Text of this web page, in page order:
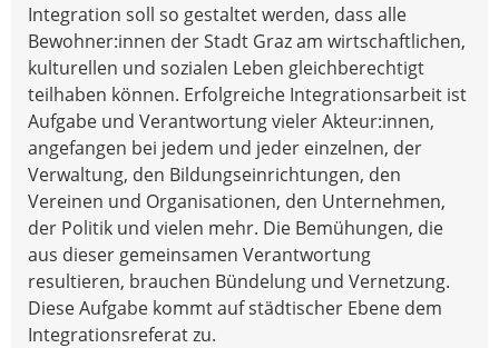
Integration soll so gestaltet werden, dass alle
Bewohner:innen der Stadt Graz am wirtschaftlichen,
kulturellen und sozialen Leben gleichberechtigt
teilhaben können. Erfolgreiche Integrationsarbeit ist
Aufgabe und Verantwortung vieler Akteur:innen,
angefangen bei jedem und jeder einzelnen, der
Verwaltung, den Bildungseinrichtungen, den
Vereinen und Organisationen, den Unternehmen,
der Politik und vielen mehr. Die Bemühungen, die
aus dieser gemeinsamen Verantwortung
resultieren, brauchen Bündelung und Vernetzung.
Diese Aufgabe kommt auf städtischer Ebene dem
Integrationsreferat zu.